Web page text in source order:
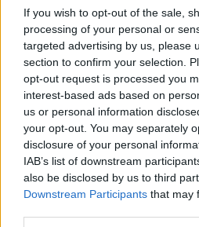
If you wish to opt-out of the sale,
processing of your personal or
targeted advertising by us, please
section to confirm your selection.
opt-out request is processed you
interest-based ads based on
us or personal information
your opt-out. You may separately
disclosure of your personal
IAB’s list of downstream
also be disclosed by us to third
Downstream Participants that may
Moscovei...
Dezvăluiri
Liviu
12%, poate
coborî” /
spus Nicușor
4 COMENTARII